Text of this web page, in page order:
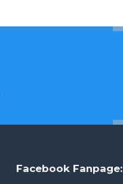
Facebook Fanpage: